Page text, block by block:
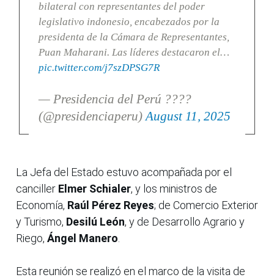
bilateral con representantes del poder
legislativo indonesio, encabezados por la
presidenta de la Cámara de Representantes,
Puan Maharani. Las líderes destacaron el…
pic.twitter.com/j7szDPSG7R
— Presidencia del Perú ????
(@presidenciaperu)August 11, 2025
La Jefa del Estado estuvo acompañada por el
canciller Elmer Schialer, y los ministros de
Economía, Raúl Pérez Reyes; de Comercio Exterior
y Turismo, Desilú León, y de Desarrollo Agrario y
Riego, Ángel Manero
Esta reunión se realizó en el marco de la visita de